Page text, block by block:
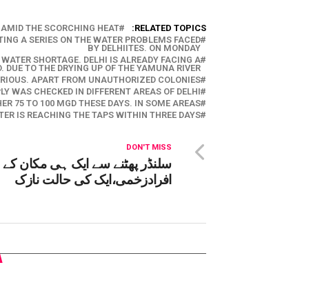
RELATED TOPICS:
AMID THE SCORCHING HEAT
A SERIES ON THE WATER PROBLEMS FACED
BY DELHIITES. ON MONDAY
SHORTAGE. DELHI IS ALREADY FACING A
DUE TO THE DRYING UP OF THE YAMUNA RIVER
APART FROM UNAUTHORIZED COLONIES
WAS CHECKED IN DIFFERENT AREAS OF DELHI.
75 TO 100 MGD THESE DAYS. IN SOME AREAS
IS REACHING THE TAPS WITHIN THREE DAYS
DON'T MISS
افرادزخمی،ایک کی حالت نازک